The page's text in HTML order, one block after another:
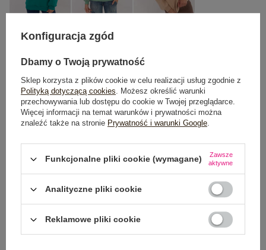
DODAJ DO KOSZYKA
Możesz kupić także poprzez:
Dostawaod 7,99 zł
Wysyłkajutro
Konfiguracja zgód
Dbamy o Twoją prywatność
Sklep korzysta z plików cookie w celu realizacji usług zgodnie z
Polityką dotyczącą cookies. Możesz określić warunki
przechowywania lub dostępu do cookie w Twojej przeglądarce.
Więcej informacji na temat warunków i prywatności można
znaleźć także na stronie Prywatność i warunki Google.
Funkcjonalne pliki cookie (wymagane)
Zawsze
aktywne
Analityczne pliki cookie
Reklamowe pliki cookie